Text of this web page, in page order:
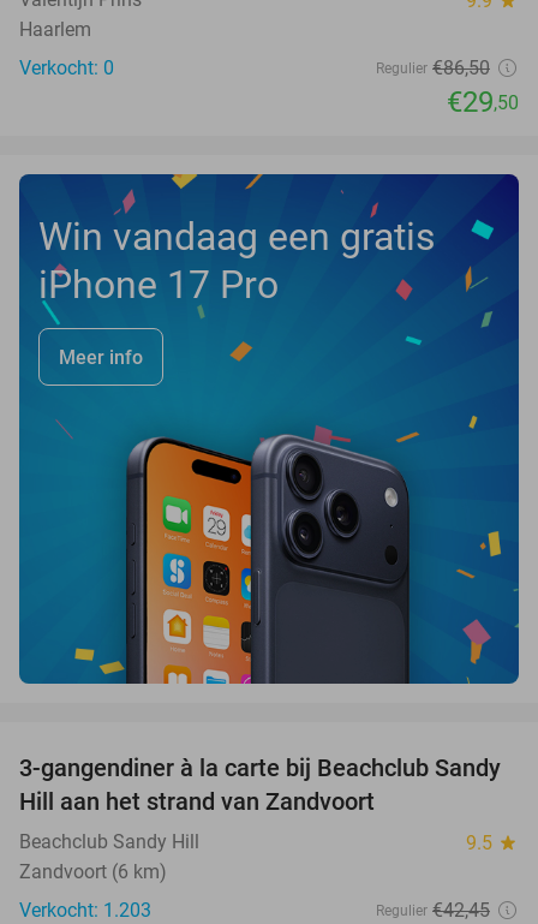
Haarlem
Verkocht: 0
Regulier €86,50
€29,50
Win vandaag een gratis
iPhone 17 Pro
Meer info
34%
3-gangendiner à la carte bij Beachclub Sandy
Hill aan het strand van Zandvoort
Beachclub Sandy Hill 9.5 star
Zandvoort (6 km)
Verkocht: 1.203
Regulier €42,45